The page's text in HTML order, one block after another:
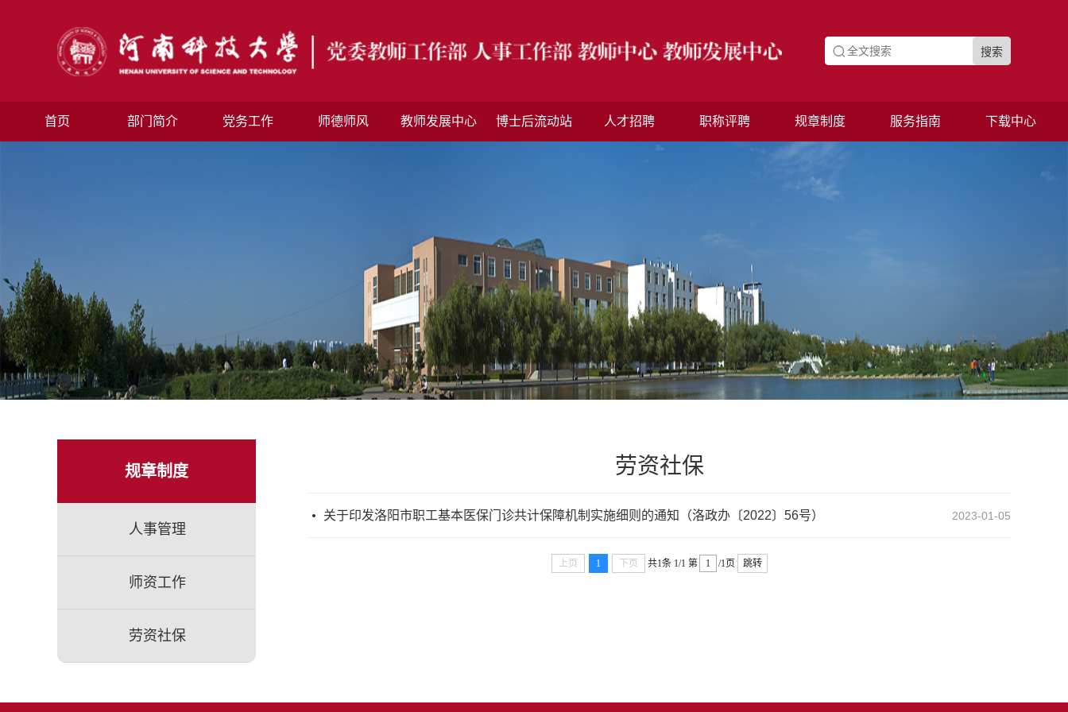
首页 部门简介 党务工作 师德师风 教师发展中心 博士后流动站 人才招聘 职称评聘 规章制度 服务指南 下载中心
规章制度
人事管理
师资工作
劳资社保
劳资社保
关于印发洛阳市职工基本医保门诊共计保障机制实施细则的通知（洛政办〔2022〕56号） 2023-01-05
上页 1 下页 共1条 1/1 第 /1页 跳转